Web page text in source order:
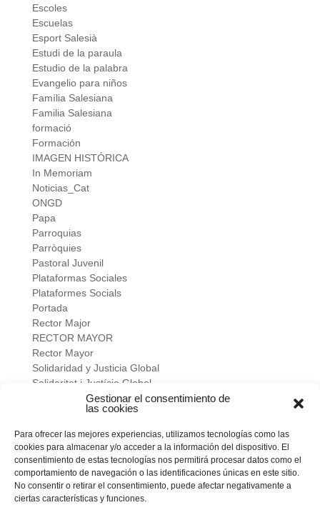
Gestionar el consentimiento de
las cookies
Para ofrecer las mejores experiencias, utilizamos tecnologías como las
cookies para almacenar y/o acceder a la información del dispositivo. El
consentimiento de estas tecnologías nos permitirá procesar datos como el
comportamiento de navegación o las identificaciones únicas en este sitio.
No consentir o retirar el consentimiento, puede afectar negativamente a
ciertas características y funciones.
Escoles
Escuelas
Esport Salesià
Estudi de la paraula
Estudio de la palabra
Evangelio para niños
Família Salesiana
Familia Salesiana
formació
Formación
IMAGEN HISTÓRICA
In Memoriam
Noticias_Cat
ONGD
Papa
Parroquias
Parròquies
Pastoral Juvenil
Plataformas Sociales
Plataformes Socials
Portada
Rector Major
RECTOR MAYOR
Rector Mayor
Solidaridad y Justicia Global
Solidaritat i Justícia Global
verano salesiano
Vivir a fondo
Vocacional
Meta